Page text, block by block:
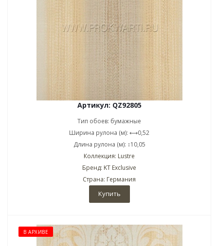
Артикул: QZ92805
Тип обоев: бумажные
Ширина рулона (м): ⟷0,52
Длина рулона (м): ↕10,05
Коллекция: Lustre
Бренд: KT Exclusive
Страна: Германия
Купить
В АРХИВЕ